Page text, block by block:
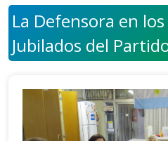
La Defensora en
Jubilados del